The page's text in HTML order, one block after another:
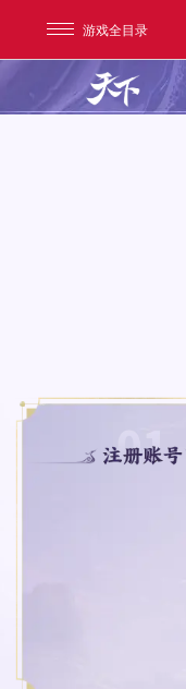
游戏全目录